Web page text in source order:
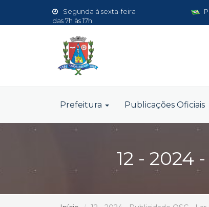
Segunda à sexta-feira
das 7h às 17h
Prefeitura Publicações Oficiais
12 - 2024